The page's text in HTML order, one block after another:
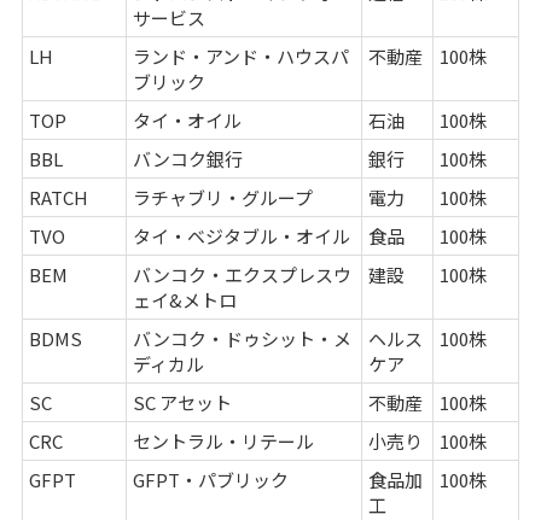
サービス
LH
ランド・アンド・ハウスパ
ブリック
不動産 100株
TOP タイ・オイル 石油
100株
BBL
バンコク銀行 銀行
100株
RATCH
ラチャブリ・グループ 電力
100株
TVO
タイ・ベジタブル・オイル 食品
100株
BEM
バンコク・エクスプレスウ
ェイ&メトロ
建設 100株
BDMS
バンコク・ドゥシット・メ
ディカル
ヘルス
ケア
100株
SC SC アセット 不動産
100株
CRC
セントラル・リテール 小売り
100株
GFPT
GFPT・パブリック
食品加
工
100株